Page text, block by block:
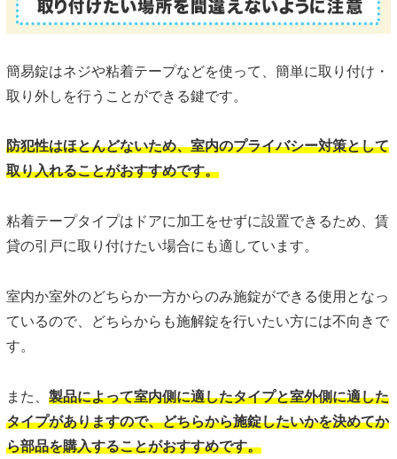
簡易錠はネジや粘着テープなどを使って、簡単に取り付け・
取り外しを行うことができる鍵です。
防犯性はほとんどないため、室内のプライバシー対策として
取り入れることがおすすめです。
粘着テープタイプはドアに加工をせずに設置できるため、賃
貸の引戸に取り付けたい場合にも適しています。
室内か室外のどちらか一方からのみ施錠ができる使用となっ
ているので、どちらからも施解錠を行いたい方には不向きで
す。
また、 製品によって室内側に適したタイプと室外側に適した
タイプがありますので、どちらから施錠したいかを決めてか
ら部品を購入することがおすすめです。